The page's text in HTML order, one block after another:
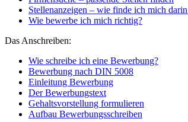
Stellenanzeigen – wie finde ich mich
Wie bewerbe ich mich richtig?
Das Anschreiben:
Wie schreibe ich eine Bewerbung?
Bewerbung nach DIN 5008
Einleitung Bewerbung
Der Bewerbungstext
Gehaltsvorstellung formulieren
Aufbau Bewerbungsschreiben